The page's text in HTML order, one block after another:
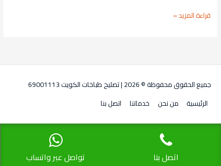
قراءة المزيد »
جميع الحقوق محفوظة © 2026 |
تصليح طباخات الكويت 69001113
الرئيسية
من نحن خدماتنا اتصل بنا
اتصل بنا تواصل عبر واتساب